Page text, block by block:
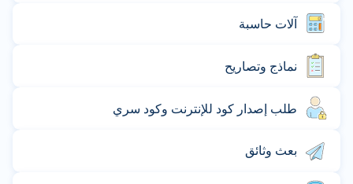
آلات حاسبة
نماذج وتصاريح
طلب إصدار كود للإنترنت وكود سري
بعث وثائق